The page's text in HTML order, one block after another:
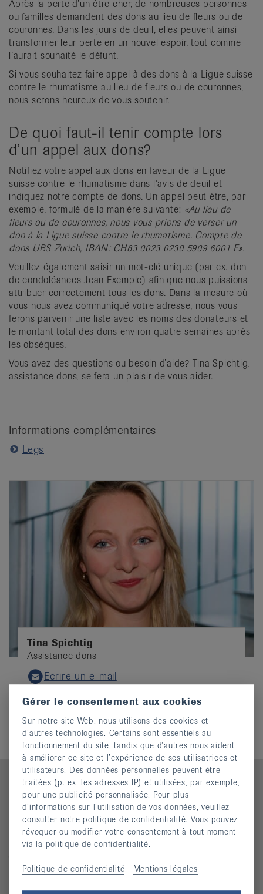
Après la perte d’un être cher, de nombreuses personnes
ou familles demandent des dons au lieu de fleurs ou de
couronnes. Dans les jours de deuil, elles peuvent ainsi
transformer leur perte en un nouvel espoir, tout comme
l’aurait souhaité le défunt.
Si vous souhaitez faire appel à des dons à la Ligue suisse
contre le rhumatisme au lieu de fleurs ou de couronnes,
nous serons heureux de vous soutenir.
De quoi faut-il tenir compte lors
d’un appel aux dons?
Notifiez votre appel aux dons en faveur de la Ligue
suisse contre le rhumatisme dans l’avis de deuil et
indiquez notre compte de dons. Un appel peut être, par
exemple, formulé de la manière suivante: «Au lieu de
fleurs ou de couronnes, nous vous prions de verser un
don à la Ligue suisse contre le rhumatisme. Compte de
dons UBS Zurich, IBAN: CH83 0023 0230 5909 6001 F».
Veuillez également saisir un mot-clé unique (par ex. don
de condoléances Jean Exemple) afin que nous puissions
attribuer correctement tous les dons. Dans la mesure où
vous nous avez communiqué votre adresse, nous vous
ferons parvenir une liste avec les noms des donateurs et
le montant total des dons environ quatre semaines après
les obsèques.
Vous avez des questions ou besoin d’aide? Tina Spichtig,
assistance dons, se fera un plaisir de vous aider.
Informations complémentaires
Legs
Tina Spichtig
Assistance dons
EmailEcrire un e-mail
Contact
Ligue suisse contre le rhumatisme
Josefstrasse 92, 8005 Zürich
Téléphone: 044 487 40 00
Gérer le consentement aux cookies
Sur notre site Web, nous utilisons des cookies et
d’autres technologies. Certains sont essentiels au
fonctionnement du site, tandis que d’autres nous aident
à améliorer ce site et l’expérience de ses utilisatrices et
utilisateurs. Des données personnelles peuvent être
traitées (p. ex. les adresses IP) et utilisées, par exemple,
pour une publicité personnalisée. Pour plus
d’informations sur l’utilisation de vos données, veuillez
consulter notre politique de confidentialité. Vous pouvez
révoquer ou modifier votre consentement à tout moment
via la politique de confidentialité.
Politique de confidentialité Mentions légales